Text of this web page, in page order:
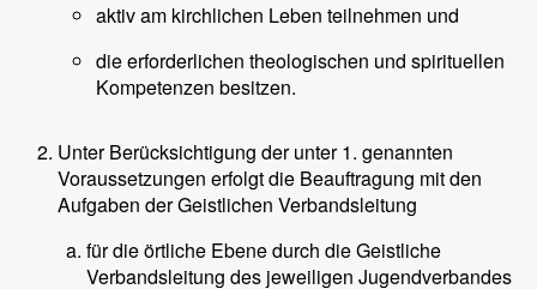
aktiv am kirchlichen Leben teilnehmen und
die erforderlichen theologischen und spirituellen
Kompetenzen besitzen.
Unter Berücksichtigung der unter 1. genannten
Voraussetzungen erfolgt die Beauftragung mit den
Aufgaben der Geistlichen Verbandsleitung
für die örtliche Ebene durch die Geistliche
Verbandsleitung des jeweiligen Jugendverbandes